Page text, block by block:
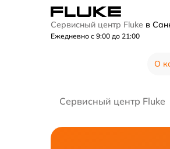
Сервисный центр Fluke в
Ежедневно с 9:00 до 21:00
О
Сервисный центр Fluke